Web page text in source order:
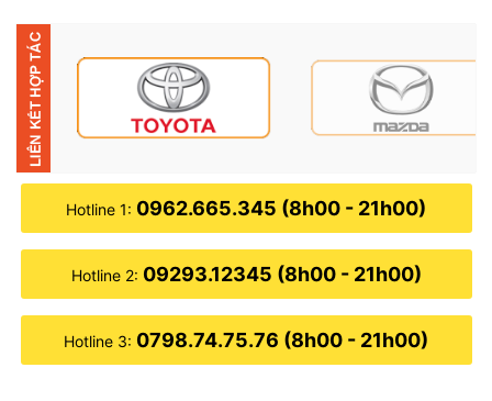
Hotline 1: 0962.665.345 (8h00 - 21h00)
Hotline 2: 09293.12345 (8h00 - 21h00)
Hotline 3: 0798.74.75.76 (8h00 - 21h00)